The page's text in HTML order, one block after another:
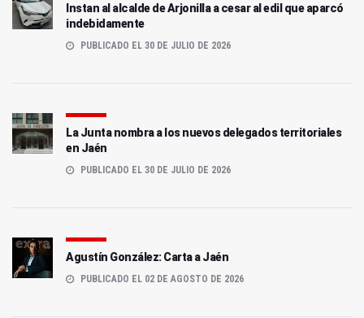
Instan al alcalde de Arjonilla a cesar al edil que aparcó
indebidamente
PUBLICADO EL 30 DE JULIO DE 2026
La Junta nombra a los nuevos delegados territoriales
en Jaén
PUBLICADO EL 30 DE JULIO DE 2026
Agustín González: Carta a Jaén
PUBLICADO EL 02 DE AGOSTO DE 2026